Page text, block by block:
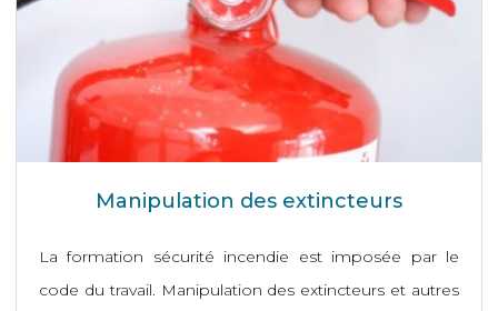
Manipulation des extincteurs
La formation sécurité incendie est imposée par le
code du travail. Manipulation des extincteurs et autres